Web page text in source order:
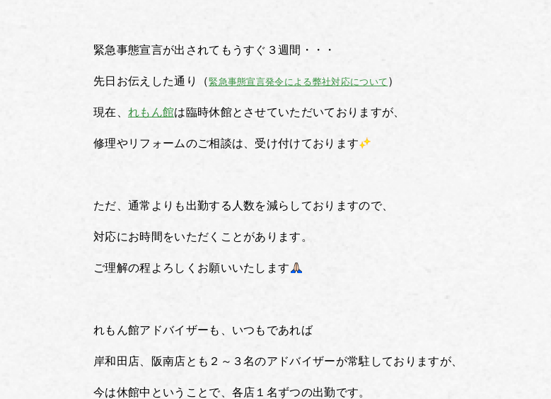
緊急事態宣言が出されてもうすぐ３週間・・・
先日お伝えした通り（緊急事態宣言発令による弊社対応について ）
現在、 れもん館は臨時休館とさせていただいておりますが、
修理やリフォームのご相談は、受け付けております
ただ、通常よりも出勤する人数を減らしておりますので、
対応にお時間をいただくことがあります。
ご理解の程よろしくお願いいたします
れもん館アドバイザーも、いつもであれば
岸和田店、阪南店とも２～３名のアドバイザーが常駐しておりますが、
今は休館中ということで、各店１名ずつの出勤です。